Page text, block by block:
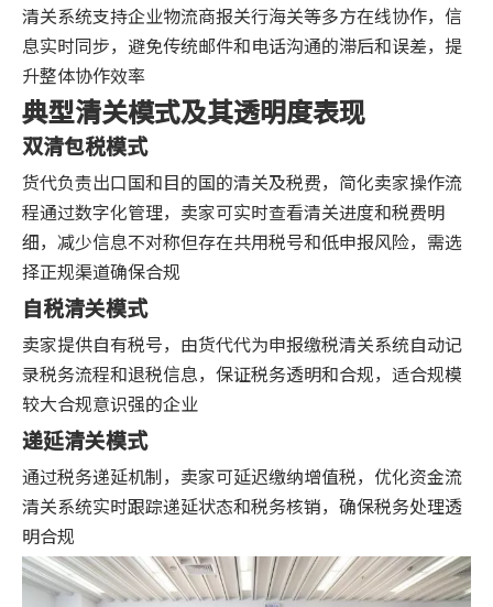
清关系统支持企业物流商报关行海关等多方在线协作，信
息实时同步，避免传统邮件和电话沟通的滞后和误差，提
升整体协作效率
典型清关模式及其透明度表现
双清包税模式
货代负责出口国和目的国的清关及税费，简化卖家操作流
程通过数字化管理，卖家可实时查看清关进度和税费明
细，减少信息不对称但存在共用税号和低申报风险，需选
择正规渠道确保合规
自税清关模式
卖家提供自有税号，由货代代为申报缴税清关系统自动记
录税务流程和退税信息，保证税务透明和合规，适合规模
较大合规意识强的企业
递延清关模式
通过税务递延机制，卖家可延迟缴纳增值税，优化资金流
清关系统实时跟踪递延状态和税务核销，确保税务处理透
明合规